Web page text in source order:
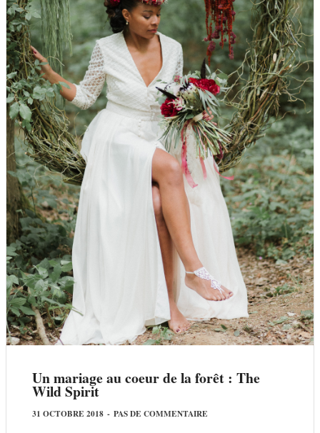
Un mariage au coeur de la forêt : The
Wild Spirit
31 OCTOBRE 2018 - PAS DE COMMENTAIRE